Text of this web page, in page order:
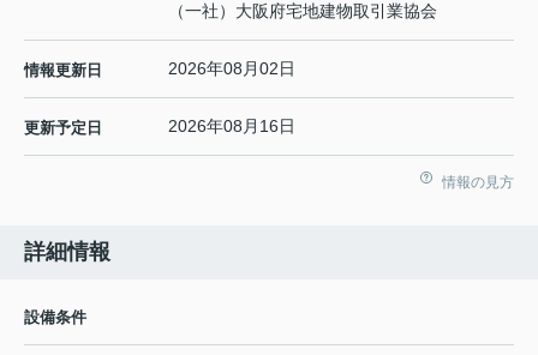
（一社）大阪府宅地建物取引業協会
情報更新日 2026年08月02日
更新予定日 2026年08月16日
情報の見方
詳細情報
設備条件